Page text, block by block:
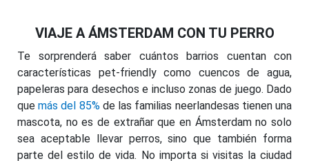
VIAJE A ÁMSTERDAM CON TU PERRO
Te sorprenderá saber cuántos barrios cuentan con
características pet-friendly como cuencos de agua,
papeleras para desechos e incluso zonas de juego. Dado
quemás del 85% de las familias neerlandesas tienen una
mascota, no es de extrañar que en Ámsterdam no solo
sea aceptable llevar perros, sino que también forma
parte del estilo de vida. No importa si visitas la ciudad